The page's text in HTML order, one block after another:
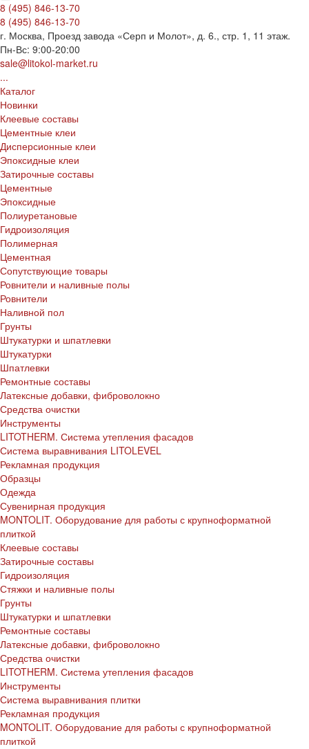
8 (495) 846-13-70
8 (495) 846-13-70
г. Москва, Проезд завода «Серп и Молот», д. 6., стр. 1, 11 этаж.
Пн-Вс: 9:00-20:00
sale@litokol-market.ru
...
Каталог
Новинки
Клеевые составы
Цементные клеи
Дисперсионные клеи
Эпоксидные клеи
Затирочные составы
Цементные
Эпоксидные
Полиуретановые
Гидроизоляция
Полимерная
Цементная
Сопутствующие товары
Ровнители и наливные полы
Ровнители
Наливной пол
Грунты
Штукатурки и шпатлевки
Штукатурки
Шпатлевки
Ремонтные составы
Латексные добавки, фиброволокно
Средства очистки
Инструменты
LITOTHERM. Система утепления фасадов
Система выравнивания LITOLEVEL
Рекламная продукция
Образцы
Одежда
Сувенирная продукция
MONTOLIT. Оборудование для работы с крупноформатной
плиткой
Клеевые составы
Затирочные составы
Гидроизоляция
Стяжки и наливные полы
Грунты
Штукатурки и шпатлевки
Ремонтные составы
Латексные добавки, фиброволокно
Средства очистки
LITOTHERM. Система утепления фасадов
Инструменты
Система выравнивания плитки
Рекламная продукция
MONTOLIT. Оборудование для работы с крупноформатной
плиткой